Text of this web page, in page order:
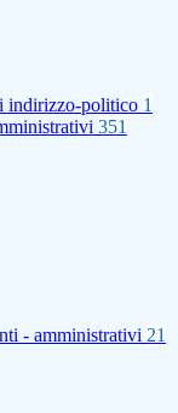
indirizzo-politico 1
351
- amministrativi 21